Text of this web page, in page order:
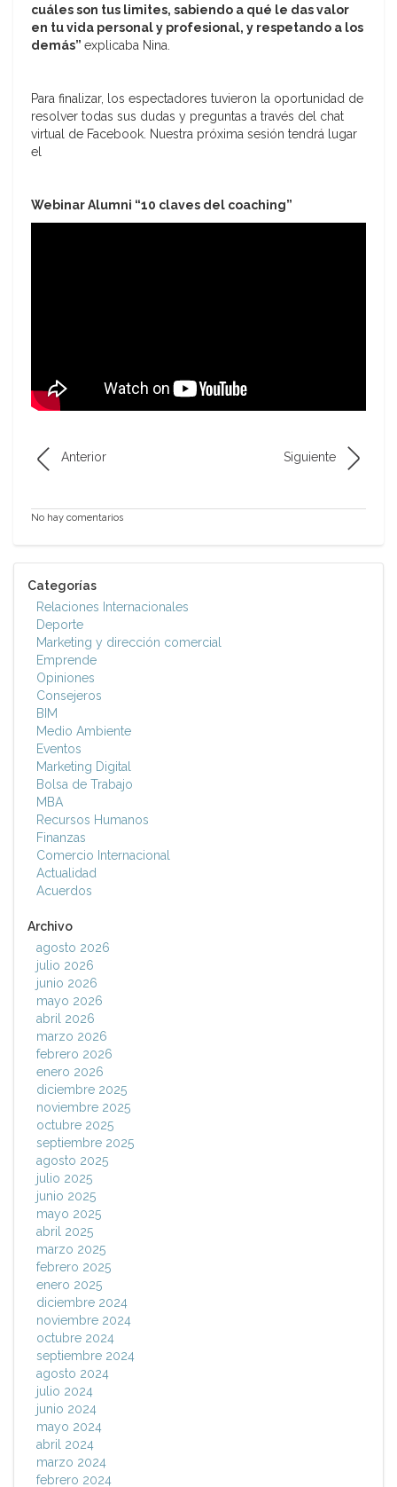
cuáles son tus limites, sabiendo a qué le das valor
en tu vida personal y profesional, y respetando a los
demás” explicaba Nina.
Para finalizar, los espectadores tuvieron la oportunidad de
resolver todas sus dudas y preguntas a través del chat
virtual de Facebook. Nuestra próxima sesión tendrá lugar
el
Webinar Alumni “10 claves del coaching”
Anterior Siguiente
No hay comentarios
Categorías
Relaciones Internacionales
Deporte
Marketing y dirección comercial
Emprende
Opiniones
Consejeros
BIM
Medio Ambiente
Eventos
Marketing Digital
Bolsa de Trabajo
MBA
Recursos Humanos
Finanzas
Comercio Internacional
Actualidad
Acuerdos
Archivo
agosto 2026
julio 2026
junio 2026
mayo 2026
abril 2026
marzo 2026
febrero 2026
enero 2026
diciembre 2025
noviembre 2025
octubre 2025
septiembre 2025
agosto 2025
julio 2025
junio 2025
mayo 2025
abril 2025
marzo 2025
febrero 2025
enero 2025
diciembre 2024
noviembre 2024
octubre 2024
septiembre 2024
agosto 2024
julio 2024
junio 2024
mayo 2024
abril 2024
marzo 2024
febrero 2024